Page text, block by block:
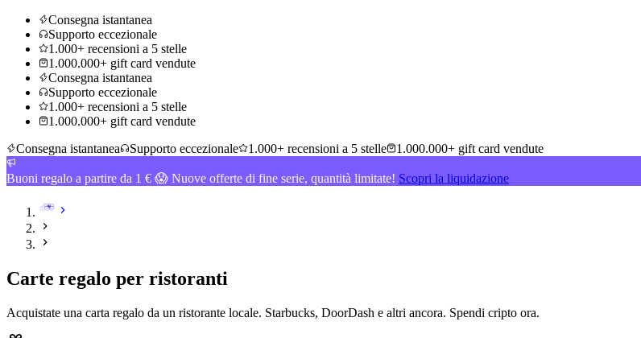
Consegna istantanea
Supporto eccezionale
1.000+ recensioni a 5 stelle
1.000.000+ gift card vendute
Consegna istantanea
Supporto eccezionale
1.000+ recensioni a 5 stelle
1.000.000+ gift card vendute
Consegna istantanea
Supporto eccezionale 1.000+ recensioni a 5 stelle 1.000.000+ gift card vendute
Buoni regalo a partire da 1 € 😱 Nuove offerte di fine serie, quantità limitate! Scopri la liquidazione
Carte regalo per ristoranti
Acquistate una carta regalo da un ristorante locale. Starbucks, DoorDash e altri ancora. Spendi cripto ora.